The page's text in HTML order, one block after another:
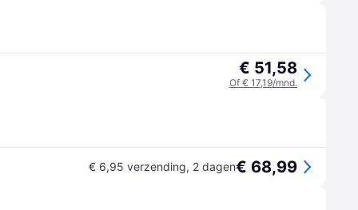
€ 51,58
Of € 17,19/mnd.
€ 6,95 verzending, 2 dagen€ 68,99